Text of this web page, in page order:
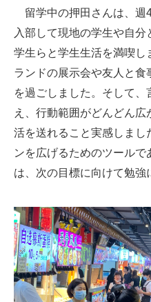
留学中の押田さんは、週
入部して現地の学生や自
学生らと学生生活を満喫
ランドの展示会や友人と食
を過ごしました。そして
え、行動範囲がどんどん
活を送れること実感しまし
ンを広げるためのツール
は、次の目標に向けて勉強